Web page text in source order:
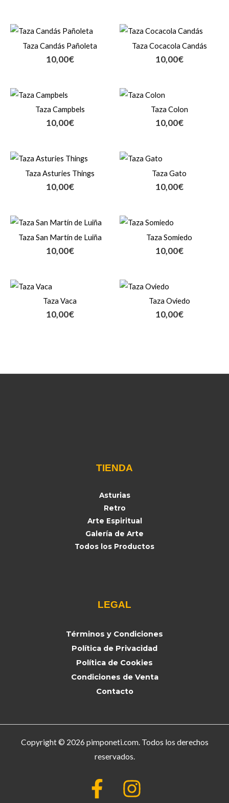
Taza Candás Pañoleta
10,00€
Taza Cocacola Candás
10,00€
Taza Campbels
10,00€
Taza Colon
10,00€
Taza Asturies Things
10,00€
Taza Gato
10,00€
Taza San Martín de Luiña
10,00€
Taza Somiedo
10,00€
Taza Vaca
10,00€
Taza Oviedo
10,00€
TIENDA
Asturias
Retro
Arte Espiritual
Galería de Arte
Todos los Productos
LEGAL
Términos y Condiciones
Política de Privacidad
Política de Cookies
Condiciones de Venta
Contacto
Copyright © 2026 pimponeti.com. Todos los derechos
reservados.